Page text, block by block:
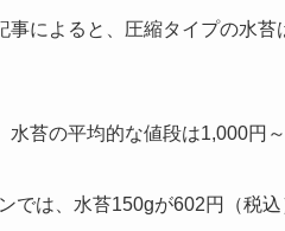
事によると、圧縮タイプの水
水苔の平均的な値段は1,000円
では、水苔150gが602円（税込